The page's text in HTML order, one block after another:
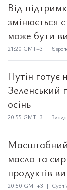
Від
змінюється
може бути
21:20 GMT+3 |
Путін готує
Зеленський
осінь
20:55 GMT+3 | Влада
Масштабний
масло та
продуктів
20:50 GMT+3 |